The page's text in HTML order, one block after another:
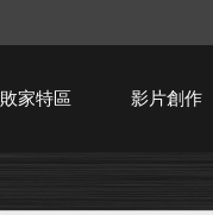
敗家特區 影片創作